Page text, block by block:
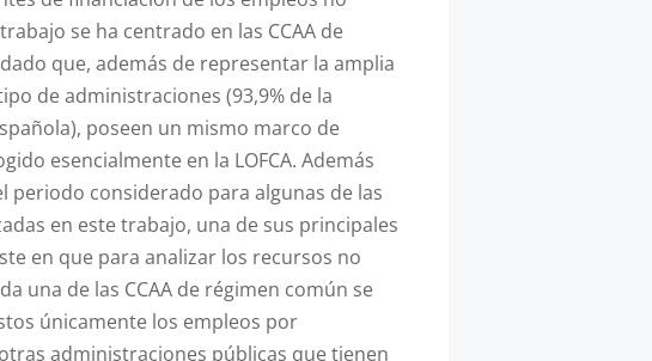
se ha centrado en las CCAA de
que, además de representar la amplia
de administraciones (93,9% de la
poseen un mismo marco de
esencialmente en la LOFCA. Además
periodo considerado para algunas de las
en este trabajo, una de sus principales
en que para analizar los recursos no
una de las CCAA de régimen común se
únicamente los empleos por
administraciones públicas que tienen